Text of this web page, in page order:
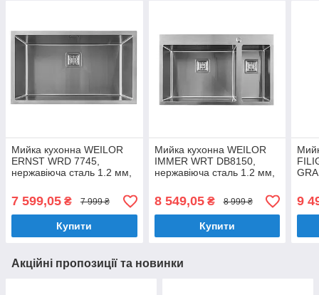
Мийка кухонна WEILOR
ERNST WRD 7745,
нержавіюча сталь 1.2 мм,
стільницю
7 599,05 ₴ 7 999 ₴
Купити
Мийка кухонна WEILOR
IMMER WRT DB8150,
нержавіюча сталь 1.2 мм,
8 549,05₴ 8 999 ₴
Купити
9
Акційні пропозиції та новинки